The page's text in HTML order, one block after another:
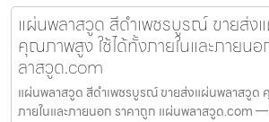
แผ่นพลาสวูด สีดำเพชรบูรณ์ ขายส่ง
คุณภาพสูง ใช้ได้ทั้งภายในและภายน
ลาสวูด.com
แผ่นพลาสวูด สีดำเพชรบูรณ์ ขายส่งแผ่นพลาสวูด
ภายในและภายนอก ราคาถูก แผ่นพลาสวูด.com